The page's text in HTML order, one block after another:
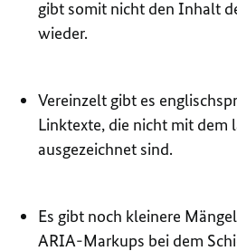
gibt somit nicht den Inhalt
wieder.
Vereinzelt gibt es
Linktexte, die nicht mit
ausgezeichnet sind.
Es gibt noch kleinere
ARIA-Markups bei dem